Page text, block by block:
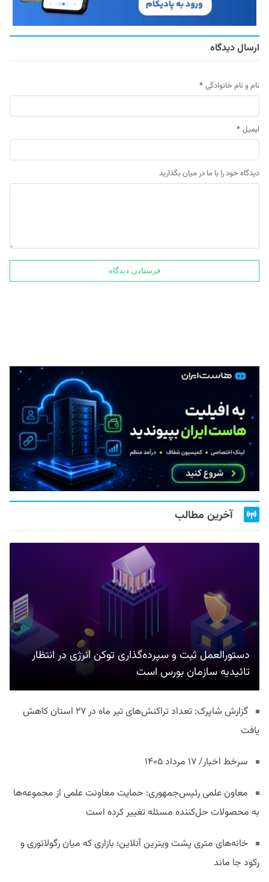
ارسال دیدگاه
نام و نام خانوادگی *
ایمیل *
دیدگاه خود را با ما در میان بگذارید
آخرین مطالب
دستورالعمل ثبت و سپرده‌گذاری توکن انرژی در انتظار
تائیدیه سازمان بورس است
گزارش شاپرک: تعداد تراکنش‌های تیر ماه در ۲۷ استان‌ کاهش
یافت
سرخط اخبار/ ۱۷ مرداد ۱۴۰۵
معاون علمی رئیس‌جمهوری: حمایت معاونت علمی از مجموعه‌ها
به محصولات حل‌کننده مسئله تغییر کرده است
خانه‌های متری پشت ویترین آنلاین؛ بازاری که میان رگولاتوری و
رکود جا ماند